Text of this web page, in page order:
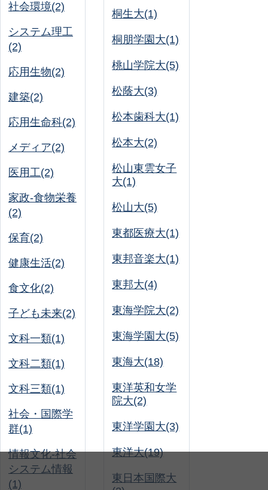
社会環境(2)
システム理工
(2)
応用生物(2)
建築(2)
応用生命科(2)
メディア(2)
医用工(2)
家政-食物栄養
(2)
保育(2)
健康生活(2)
食文化(2)
子ども未来(2)
文科一類(1)
文科二類(1)
文科三類(1)
社会・国際学
群(1)
情報文化-社会
システム情報
(1)
桐生大(1)
桐朋学園大(1)
桃山学院大(5)
松蔭大(3)
松本歯科大(1)
松本大(2)
松山東雲女子
大(1)
松山大(5)
東都医療大(1)
東邦音楽大(1)
東邦大(4)
東海学院大(2)
東海学園大(5)
東海大(18)
東洋英和女学
院大(2)
東洋学園大(3)
東洋大(19)
東日本国際大